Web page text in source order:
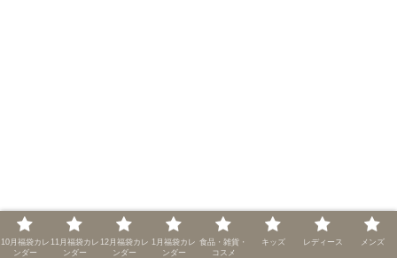
10月福袋カレ
ンダー
11月福袋カレ
ンダー
12月福袋カレ
ンダー
1月福袋カレ
ンダー
食品・雑貨・
コスメ
キッズ レディース メンズ